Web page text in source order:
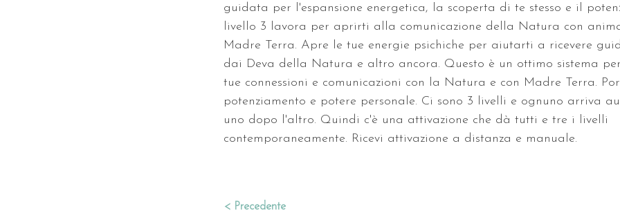
guidata per l'espansione energetica, la scoperta di te stesso e il
livello 3 lavora per aprirti alla comunicazione della Natura con
Madre Terra. Apre le tue energie psichiche per aiutarti a ricevere
dai Deva della Natura e altro ancora. Questo è un ottimo sistema
tue connessioni e comunicazioni con la Natura e con Madre Terra.
potenziamento e potere personale. Ci sono 3 livelli e ognuno arriva
uno dopo l'altro. Quindi c'è una attivazione che dà tutti e tre i livelli
contemporaneamente. Ricevi attivazione a distanza e manuale.
< Precedente